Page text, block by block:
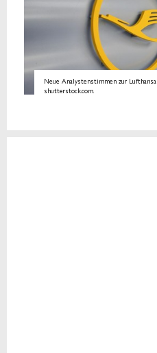
Neue Analystenstimmen zur
shutterstock.com.